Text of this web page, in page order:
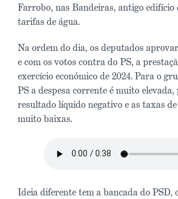
Farrobo, nas Bandeiras, antigo edifício
tarifas de água.
Na ordem do dia, os deputados
e com os votos contra do PS, a
exercício económico de 2024. Para o
PS a despesa corrente é muito
resultado líquido negativo e as taxas de
muito baixas.
Ideia diferente tem a bancada do PSD,